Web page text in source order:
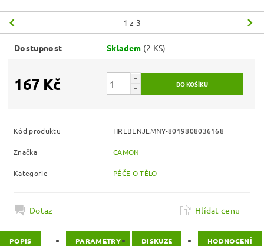
1 z 3
Dostupnost Skladem (2 KS)
167 Kč
Kód produktu HREBENJEMNY-8019808036168
Značka CAMON
Kategorie PÉČE O TĚLO
Dotaz Hlídat cenu
POPIS PARAMETRY DISKUZE HODNOCENÍ